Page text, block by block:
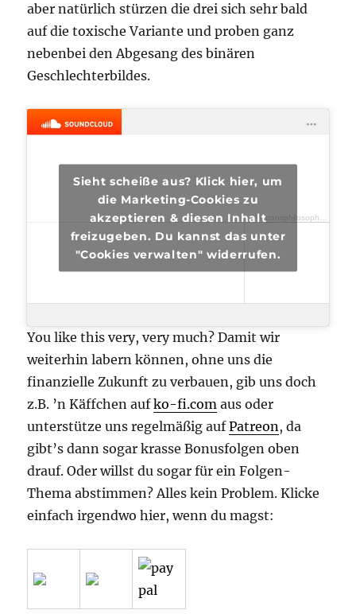
aber natürlich stürzen die drei sich sehr bald
auf die toxische Variante und proben ganz
nebenbei den Abgesang des binären
Geschlechterbildes.
transphilosophisch
Sieht scheiße aus? Klick hier, um
die Marketing-Cookies zu
akzeptieren & diesen Inhalt
freizugeben. Du kannst das unter
"Cookies verwalten" widerrufen.
You like this very, very much? Damit wir
weiterhin labern können, ohne uns die
finanzielle Zukunft zu verbauen, gib uns doch
z.B. ’n Käffchen aufko-fi.com aus oder
unterstütze uns regelmäßig aufPatreon, da
gibt’s dann sogar krasse Bonusfolgen oben
drauf. Oder willst du sogar für ein Folgen-
Thema abstimmen? Alles kein Problem. Klicke
einfach irgendwo hier, wenn du magst: